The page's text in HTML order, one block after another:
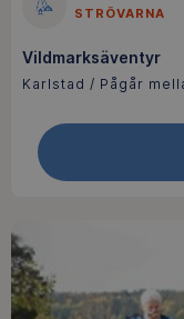
STRÖVARNA
Vildmarksäventyr
Karlstad / Pågår